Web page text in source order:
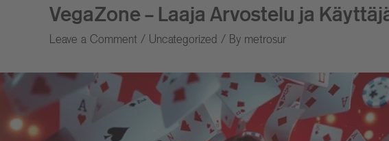
VegaZone – Laaja Arvostelu ja
Leave a Comment / Uncategorized / By metrosur